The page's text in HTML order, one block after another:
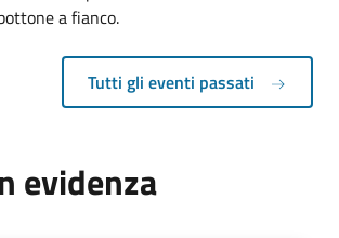
a fianco.
Tutti gli eventi passati
evidenza